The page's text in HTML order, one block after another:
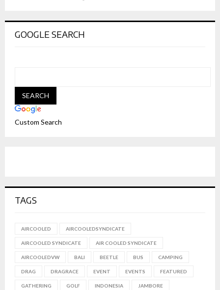
GOOGLE SEARCH
Custom Search
TAGS
AIRCOOLED AIRCOOLEDSYNDICATE
AIRCOOLED SYNDICATE AIR COOLED SYNDICATE
AIRCOOLEDVW BALI BEETLE BUS CAMPING
DRAG DRAGRACE EVENT EVENTS FEATURED
GATHERING GOLF INDONESIA JAMBORE